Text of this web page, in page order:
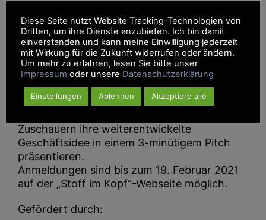
Gründung im Bereich Textil (z.B. E-
Commerce,
textiltechnische Produkte, Mode, sowie
verwandte Themenfelder). Im Juni findet im
Rahmen
eines DemoDay der finale Abschluss des
Projekts statt, bei dem die Start-ups der Jury
Zuschauern ihre weiterentwickelte
Geschäftsidee in einem 3-minütigem Pitch
präsentieren.
Anmeldungen sind bis zum 19. Februar 2021
auf der „Stoff im Kopf“-Webseite möglich.
Gefördert durch:
Diese Seite nutzt Website Tracking-Technologien von
Dritten, um ihre Dienste anzubieten. Ich bin damit
einverstanden und kann meine Einwilligung jederzeit
mit Wirkung für die Zukunft widerrufen oder ändern.
Um mehr zu erfahren, lesen Sie bitte unser
Impressum oder unsere Datenschutzerklärung
Einstellungen Ablehnen Akzeptiere alle